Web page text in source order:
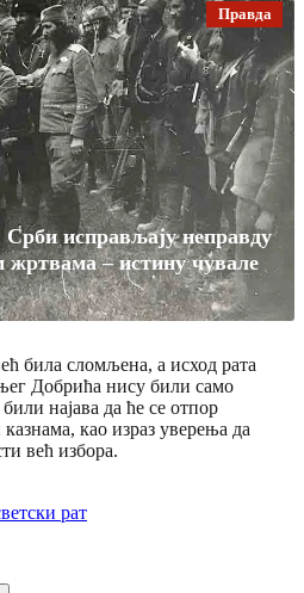
Правда
исправљају неправду
жртвама – истину чувале
била сломљена, а исход рата
Добрића нису били само
најава да ће се отпор
као израз уверења да
већ избора.
рат